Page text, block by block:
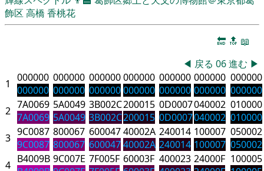
飾区 高橋 香桃花
🔚 🔝 📖
◀ 戻る 06進む ▶
1
000000
000000
000000
000000
000000
000000
000000
000000
000000
000000
000000
000000
000000
000000
2 7A0069
7A0069
5A0049
5A0049
3B002C
3B002C
200015
200015
0D0007
0D0007
040002
040002
010000
010000
3 9C0087
9C0087
800067
800067
600047
600047
40002A
40002A
240014
240014
100007
100007
050002
050002
4 B4009B 9C007E 7F005F 60003F 400023 24000F 100005